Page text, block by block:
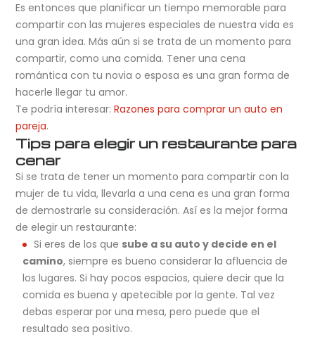
Es entonces que planificar un tiempo memorable para
compartir con las mujeres especiales de nuestra vida es
una gran idea. Más aún si se trata de un momento para
compartir, como una comida. Tener una cena
romántica con tu novia o esposa es una gran forma de
hacerle llegar tu amor.
Te podría interesar:Razones para comprar un auto en
pareja.
Tips para elegir un restaurante para
cenar
Si se trata de tener un momento para compartir con la
mujer de tu vida, llevarla a una cena es una gran forma
de demostrarle su consideración. Así es la mejor forma
de elegir un restaurante:
Si eres de los que sube a su auto y decide en el
camino, siempre es bueno considerar la afluencia de
los lugares. Si hay pocos espacios, quiere decir que la
comida es buena y apetecible por la gente. Tal vez
debas esperar por una mesa, pero puede que el
resultado sea positivo.